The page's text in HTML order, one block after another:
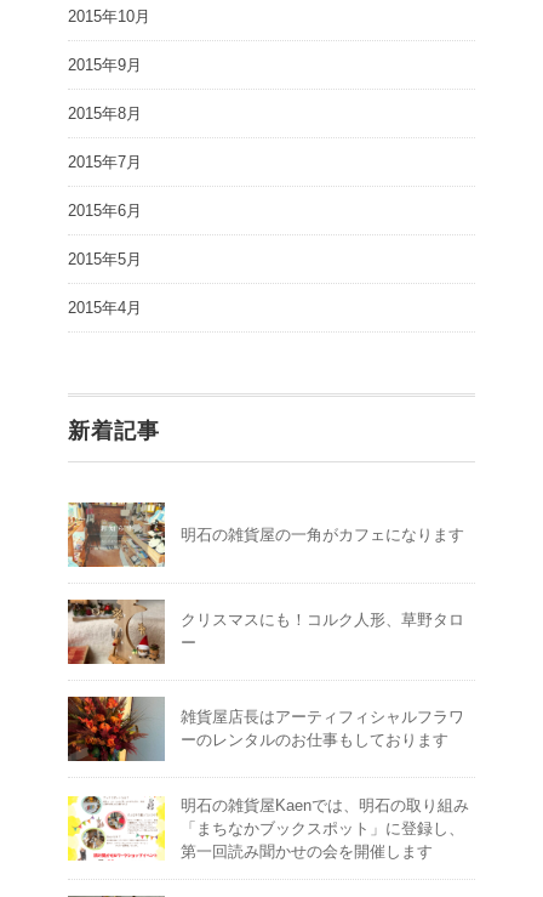
2015年10月
2015年9月
2015年8月
2015年7月
2015年6月
2015年5月
2015年4月
新着記事
明石の雑貨屋の一角がカフェになります
クリスマスにも！コルク人形、草野タロ
ー
雑貨屋店長はアーティフィシャルフラワ
ーのレンタルのお仕事もしております
明石の雑貨屋Kaenでは、明石の取り組み
「まちなかブックスポット」に登録し、
第一回読み聞かせの会を開催します